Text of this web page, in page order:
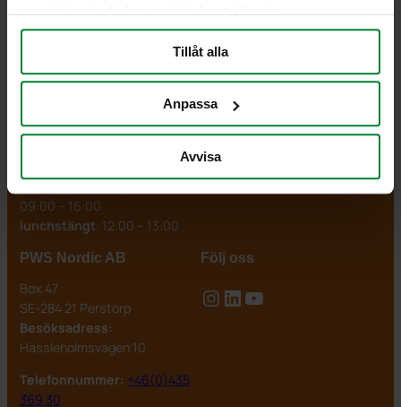
Tillåt alla
Anpassa
Avvisa
och
PWS Nordic
info@pwsab.se
09:00 – 16:00
lunchstängt: 12:00 – 13:00
PWS Nordic AB
Box 47
SE-284 21 Perstorp
Besöksadress:
Hässleholmsvägen 10
Telefonnummer: +46(0)435
369 30
Följ oss
Instagram
LinkedIn
YouTube